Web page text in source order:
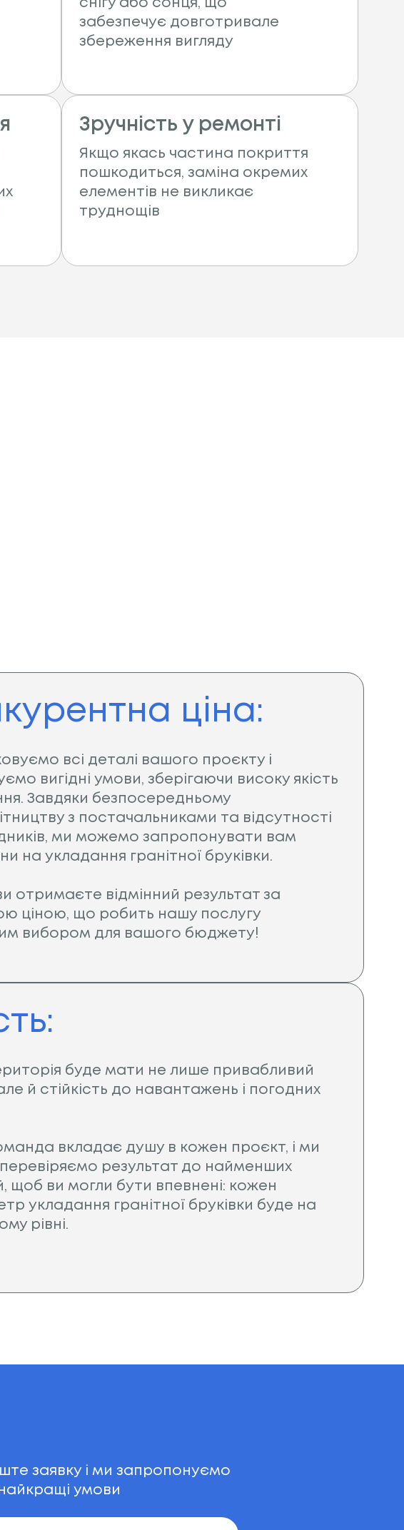
снігу або сонця, що
забезпечує довготривале
збереження вигляду
Зручність у ремонті
Якщо якась частина покриття
пошкодиться, заміна окремих
елементів не викликає
труднощів
ціна:
всі деталі вашого проєкту і
вигідні умови, зберігаючи високу якість
Завдяки безпосередньому
з постачальниками та відсутності
ми можемо запропонувати вам
на укладання гранітної бруківки.
отримаєте відмінний результат за
ціною, що робить нашу послугу
вибором для вашого бюджету!
буде мати не лише привабливий
й стійкість до навантажень і погодних
вкладає душу в кожен проєкт, і ми
результат до найменших
щоб ви могли бути впевнені: кожен
укладання гранітної бруківки буде на
рівні.
заявку і ми запропонуємо
умови